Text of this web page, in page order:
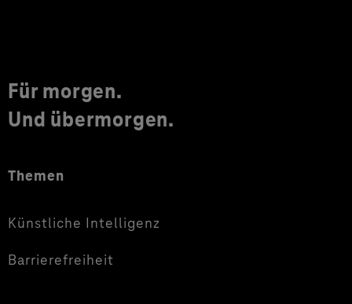
Für morgen.
Und übermorgen.
Themen
Künstliche Intelligenz
Barrierefreiheit